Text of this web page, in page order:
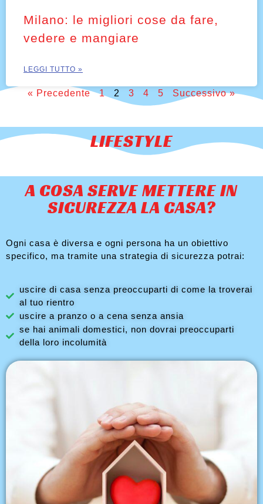
Milano: le migliori cose da fare,
vedere e mangiare
LEGGI TUTTO »
« Precedente 1 2 3 4 5 Successivo »
LIFESTYLE
A COSA SERVE METTERE IN
SICUREZZA LA CASA?
Ogni casa è diversa e ogni persona ha un obiettivo
specifico, ma tramite una strategia di sicurezza potrai:
uscire di casa senza preoccuparti di come la troverai
al tuo rientro
uscire a pranzo o a cena senza ansia
se hai animali domestici, non dovrai preoccuparti
della loro incolumità